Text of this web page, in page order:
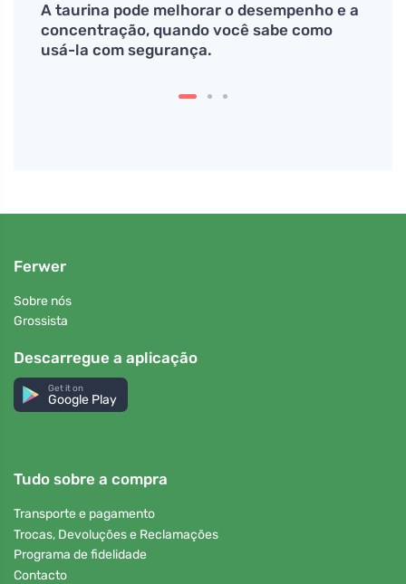
A taurina pode melhorar o desempenho e a
concentração, quando você sabe como
usá-la com segurança.
Ferwer
Sobre nós
Grossista
Descarregue a aplicação
Get it on
Google Play
Tudo sobre a compra
Transporte e pagamento
Trocas, Devoluções e Reclamações
Programa de fidelidade
Contacto